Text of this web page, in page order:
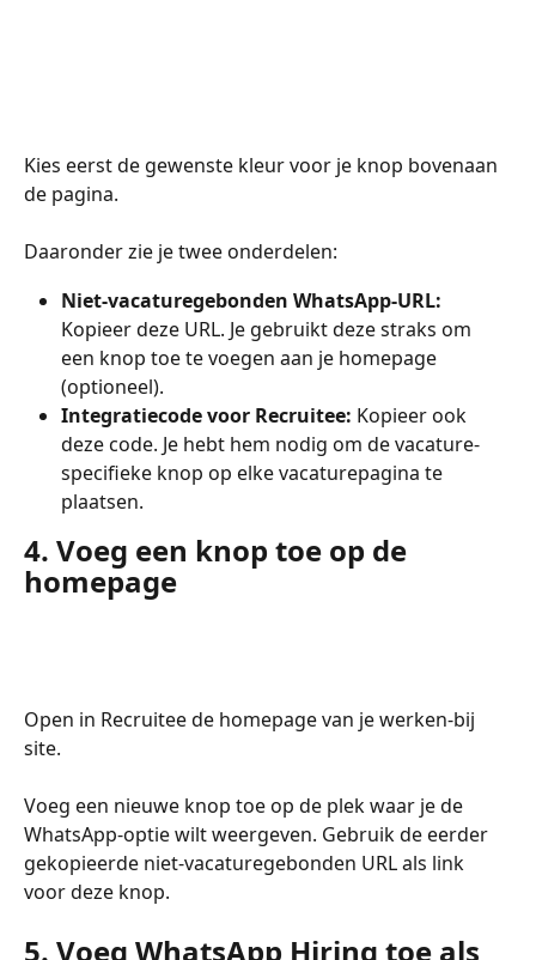
Kies eerst de gewenste kleur voor je knop bovenaan
de pagina.
Daaronder zie je twee onderdelen:
Niet-vacaturegebonden WhatsApp-URL:
Kopieer deze URL. Je gebruikt deze straks om
een knop toe te voegen aan je homepage
(optioneel).
Integratiecode voor Recruitee: Kopieer ook
deze code. Je hebt hem nodig om de vacature-
specifieke knop op elke vacaturepagina te
plaatsen.
4. Voeg een knop toe op de
homepage
Open in Recruitee de homepage van je werken-bij
site.
Voeg een nieuwe knop toe op de plek waar je de
WhatsApp-optie wilt weergeven. Gebruik de eerder
gekopieerde niet-vacaturegebonden URL als link
voor deze knop.
5. Voeg WhatsApp Hiring toe als